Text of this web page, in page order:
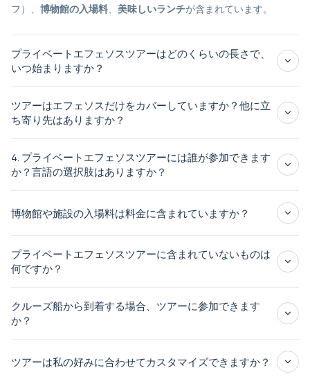
フ）、 博物館の入場料、 美味しいランチが含まれています。
プライベートエフェソスツアーはどのくらいの長さで、
いつ始まりますか？
ツアーはエフェソスだけをカバーしていますか？他に立
ち寄り先はありますか？
その他の文化的または歴史的サイト
4. プライベートエフェソスツアーには誰が参加できます
か？言語の選択肢はありますか？
ペイン語、フランス語、イタリア語、ポルトガル語、中国語、
博物館や施設の入場料は料金に含まれていますか？
プライベートエフェソスツアーに含まれていないものは
何ですか？
な出費
オプションのアクティビティ
クルーズ船から到着する場合、ツアーに参加できます
か？
ツアーは私の好みに合わせてカスタマイズできますか？